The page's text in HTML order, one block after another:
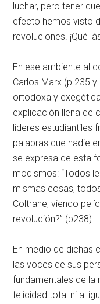
luchar, pero tener
efecto hemos visto
revoluciones. ¡Qué
En ese ambiente al
Carlos Marx (p.235
ortodoxa y
explicación llena de
lideres estudiantiles
palabras que nadie
se expresa de esta
modismos: “Todos
mismas cosas,
Coltrane, viendo
revolución?” (p238)
En medio de dichas
las voces de sus
fundamentales de la
felicidad total ni al